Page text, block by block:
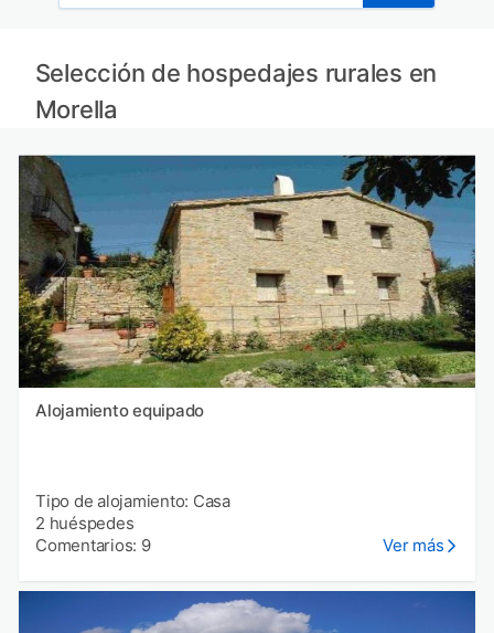
Selección de hospedajes rurales en
Morella
Alojamiento equipado
Tipo de alojamiento: Casa
2 huéspedes
Comentarios: 9
Ver más